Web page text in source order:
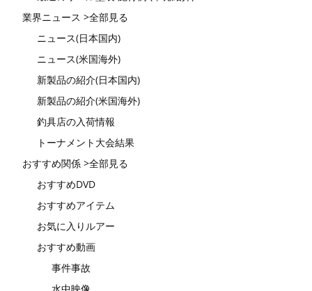
業界ニュース >全部見る
ニュース(日本国内)
ニュース(米国海外)
新製品の紹介(日本国内)
新製品の紹介(米国海外)
釣具店の入荷情報
トーナメント大会結果
おすすめ関係 >全部見る
おすすめDVD
おすすめアイテム
お気に入りルアー
おすすめ動画
事件事故
水中映像